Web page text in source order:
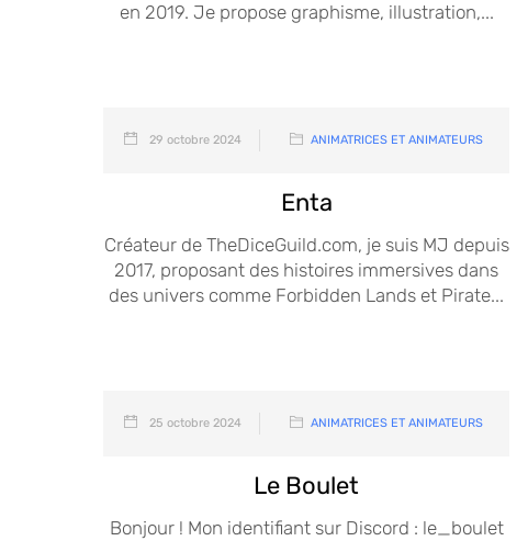
en 2019. Je propose graphisme, illustration,...
29 octobre 2024 ANIMATRICES ET ANIMATEURS
Enta
Créateur de TheDiceGuild.com, je suis MJ depuis
2017, proposant des histoires immersives dans
des univers comme Forbidden Lands et Pirate...
25 octobre 2024 ANIMATRICES ET ANIMATEURS
Le Boulet
Bonjour ! Mon identifiant sur Discord : le_boulet